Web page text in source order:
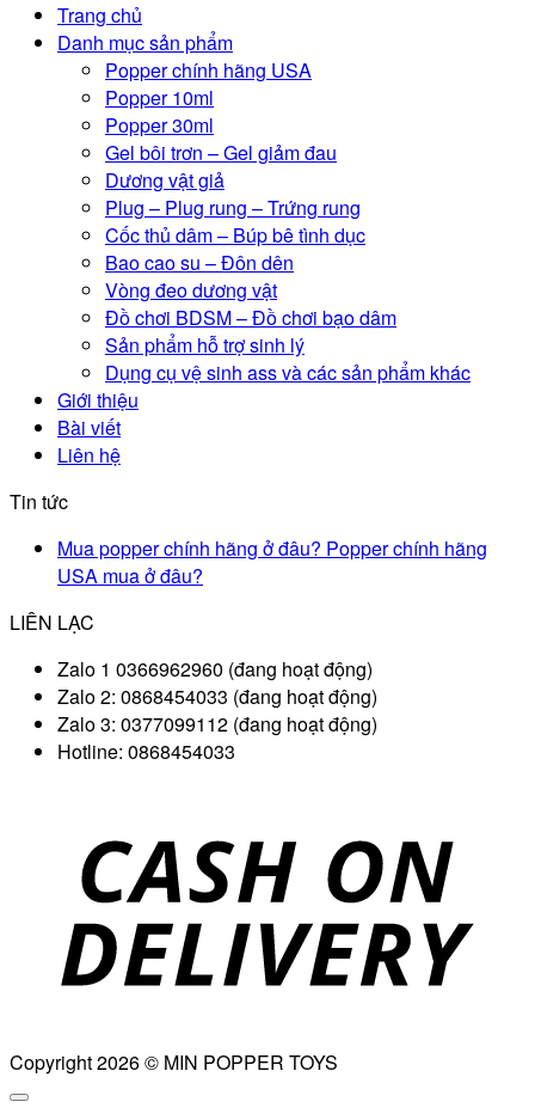
Trang chủ
Danh mục sản phẩm
Popper chính hãng USA
Popper 10ml
Popper 30ml
Gel bôi trơn – Gel giảm đau
Dương vật giả
Plug – Plug rung – Trứng rung
Cốc thủ dâm – Búp bê tình dục
Bao cao su – Đôn dên
Vòng đeo dương vật
Đồ chơi BDSM – Đồ chơi bạo dâm
Sản phẩm hỗ trợ sinh lý
Dụng cụ vệ sinh ass và các sản phẩm khác
Giới thiệu
Bài viết
Liên hệ
Tin tức
Mua popper chính hãng ở đâu? Popper chính hãng
USA mua ở đâu?
LIÊN LẠC
Zalo 1 0366962960 (đang hoạt động)
Zalo 2: 0868454033 (đang hoạt động)
Zalo 3: 0377099112 (đang hoạt động)
Hotline: 0868454033
Copyright 2026 © MIN POPPER TOYS